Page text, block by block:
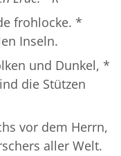
frohlocke. *
Inseln.
und Dunkel, *
die Stützen
vor dem Herrn,
aller Welt.